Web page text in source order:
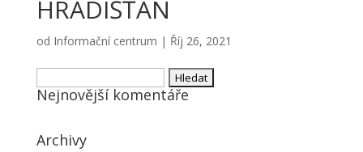
HRADIŠŤAN
od Informační centrum | Říj 26, 2021
Vyhledávání
Nejnovější komentáře
Archivy